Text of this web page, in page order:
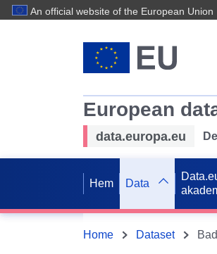
An official website of the European Union
European
data.europa.eu
Hem Data
Home Dataset